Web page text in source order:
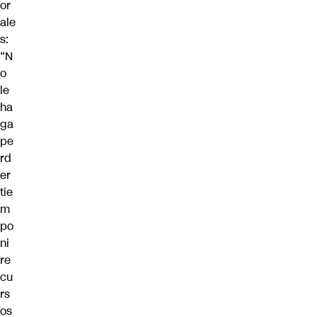
or
ale
s:
“N
o
le
ha
ga
pe
rd
er
tie
m
po
ni
re
cu
rs
os